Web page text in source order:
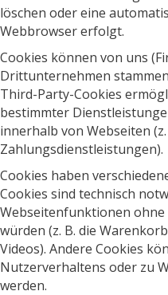
löschen oder eine
Webbrowser erfolgt.
Cookies können von uns
Drittunternehmen
Third-Party-Cookies
bestimmter
innerhalb von Webseiten
Zahlungsdienstleistungen).
Cookies haben
Cookies sind technisch
Webseitenfunktionen
würden (z. B. die
Videos). Andere Cookies
Nutzerverhaltens oder zu
werden.